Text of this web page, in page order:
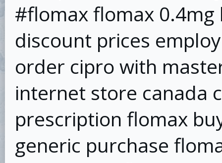
#flomax flomax
discount prices
order cipro with
internet store canada
prescription flomax
generic purchase